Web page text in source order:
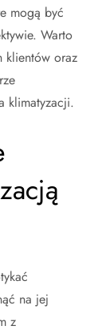
mogą być
Warto
klientów oraz
klimatyzacji.
na jej
z